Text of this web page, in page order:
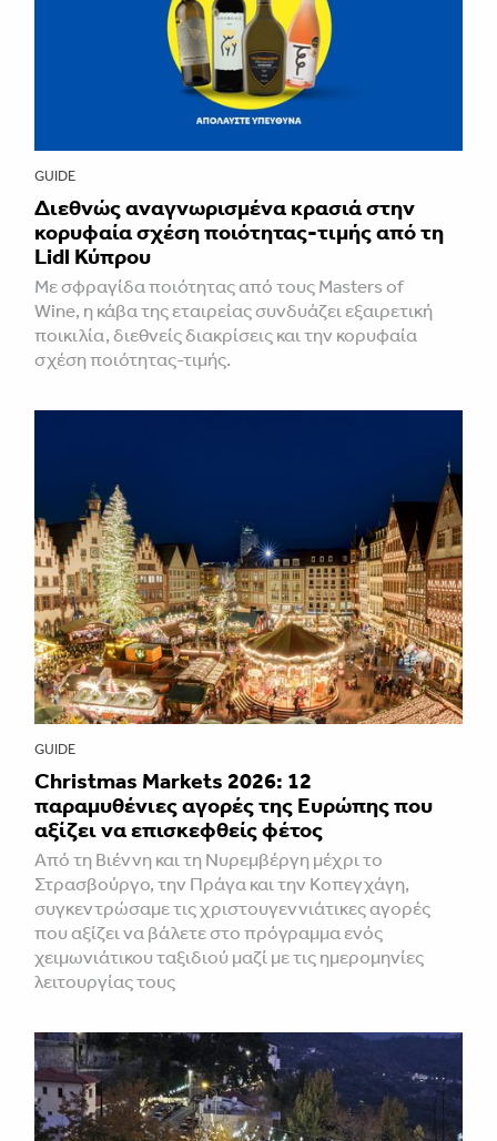
GUIDE
Διεθνώς αναγνωρισμένα κρασιά στην
κορυφαία σχέση ποιότητας-τιμής από τη
Lidl Κύπρου
Με σφραγίδα ποιότητας από τους Masters of
Wine, η κάβα της εταιρείας συνδυάζει εξαιρετική
ποικιλία, διεθνείς διακρίσεις και την κορυφαία
σχέση ποιότητας-τιμής.
GUIDE
Christmas Markets 2026: 12
παραμυθένιες αγορές της Ευρώπης που
αξίζει να επισκεφθείς φέτος
Από τη Βιέννη και τη Νυρεμβέργη μέχρι το
Στρασβούργο, την Πράγα και την Κοπεγχάγη,
συγκεντρώσαμε τις χριστουγεννιάτικες αγορές
που αξίζει να βάλετε στο πρόγραμμα ενός
χειμωνιάτικου ταξιδιού μαζί με τις ημερομηνίες
λειτουργίας τους